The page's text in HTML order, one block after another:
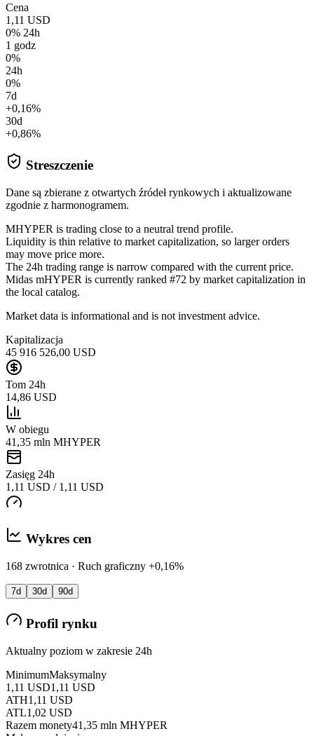
Cena
1,11 USD
0% 24h
1 godz
0%
24h
0%
7d
+0,16%
30d
+0,86%
Streszczenie
Dane są zbierane z otwartych źródeł rynkowych i aktualizowane
zgodnie z harmonogramem.
MHYPER is trading close to a neutral trend profile.
Liquidity is thin relative to market capitalization, so larger orders
may move price more.
The 24h trading range is narrow compared with the current price.
Midas mHYPER is currently ranked #72 by market capitalization in
the local catalog.
Market data is informational and is not investment advice.
Kapitalizacja
45 916 526,00 USD
Tom 24h
14,86 USD
W obiegu
41,35 mln MHYPER
Zasięg 24h
1,11 USD / 1,11 USD
Wykres cen
168 zwrotnica · Ruch graficzny +0,16%
7d 30d 90d
Profil rynku
Aktualny poziom w zakresie 24h
MinimumMaksymalny
1,11 USD1,11 USD
ATH1,11 USD
ATL1,02 USD
Razem monety41,35 mln MHYPER